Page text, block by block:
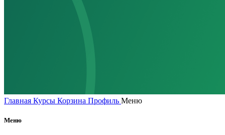
Главная Курсы Корзина Профиль Меню
Меню